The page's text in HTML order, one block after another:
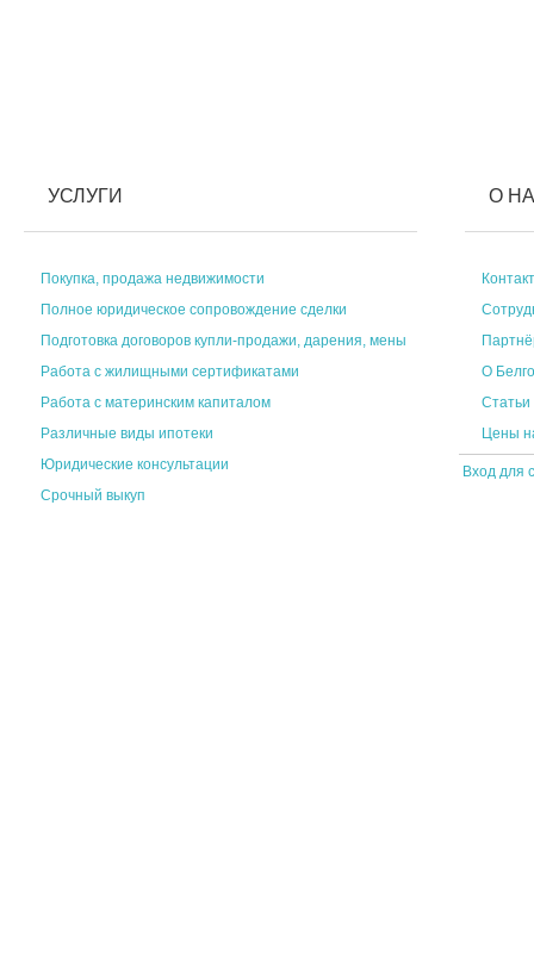
УСЛУГИ
Покупка, продажа недвижимости
Полное юридическое сопровождение сделки
Подготовка договоров купли-продажи, дарения, мены
Работа с жилищными сертификатами
Работа с материнским капиталом
Различные виды ипотеки
Юридические консультации
Срочный выкуп
О
О
Статьи
Цены
Вход для